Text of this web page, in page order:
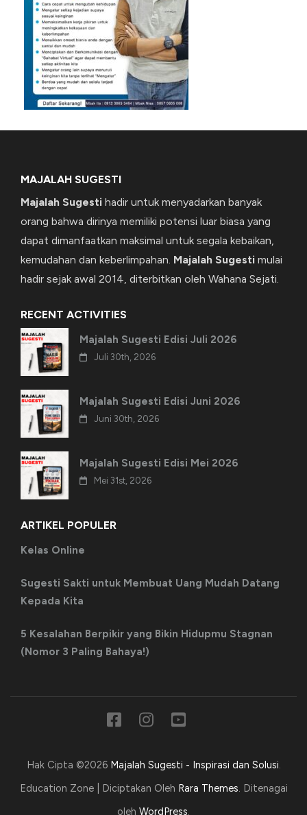
MAJALAH SUGESTI
Majalah Sugesti hadir untuk menyadarkan banyak
orang bahwa dirinya memiliki potensi luar biasa yang
dapat dimanfaatkan maksimal untuk segala kebaikan,
kemudahan dan keberlimpahan. Majalah Sugesti mulai
hadir sejak awal 2014, diterbitkan oleh Wahana Sejati.
RECENT ACTIVITIES
Majalah Sugesti Edisi Juli 2026
Juli 30th, 2026
Majalah Sugesti Edisi Juni 2026
Juni 30th, 2026
Majalah Sugesti Edisi Mei 2026
Mei 31st, 2026
ARTIKEL POPULER
Kelas Online
Sugesti Sakti untuk Membuat Uang Mudah Datang
Kepada Kita
5 Kesalahan Berpikir yang Bikin Hidupmu Stagnan
(Nomor 3 Paling Bahaya!)
Hak Cipta ©2026 Majalah Sugesti - Inspirasi dan Solusi.
Education Zone | Diciptakan Oleh Rara Themes. Ditenagai
oleh WordPress.